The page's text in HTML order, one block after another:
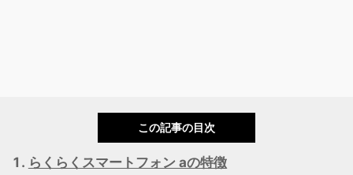
この記事の目次
らくらくスマートフォン aの特徴